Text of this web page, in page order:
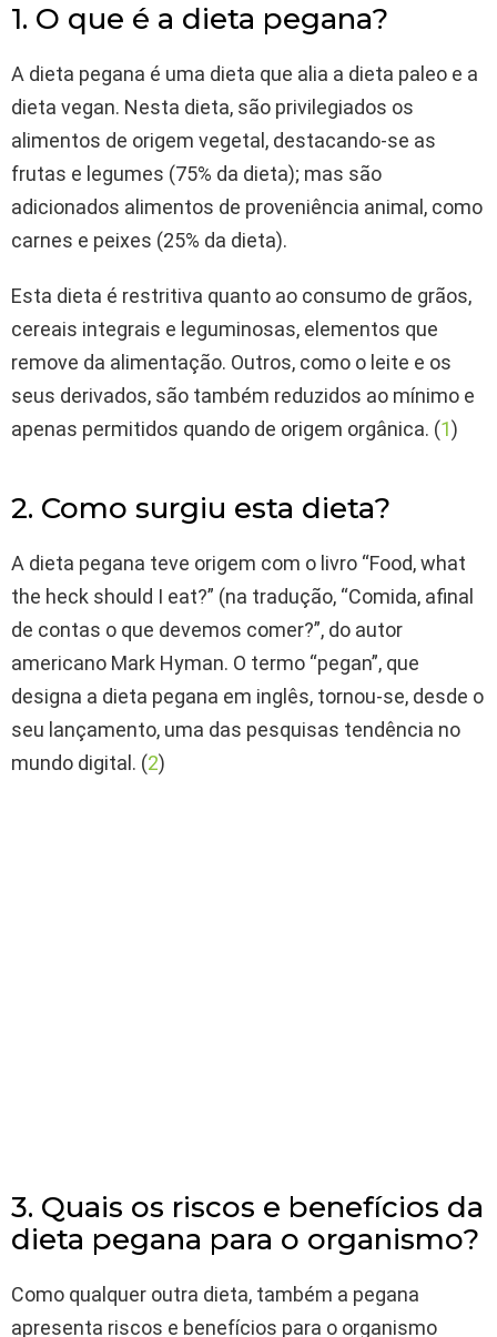
1. O que é a dieta pegana?
A dieta pegana é uma dieta que alia a dieta paleo e a
dieta vegan. Nesta dieta, são privilegiados os
alimentos de origem vegetal, destacando-se as
frutas e legumes (75% da dieta); mas são
adicionados alimentos de proveniência animal, como
carnes e peixes (25% da dieta).
Esta dieta é restritiva quanto ao consumo de grãos,
cereais integrais e leguminosas, elementos que
remove da alimentação. Outros, como o leite e os
seus derivados, são também reduzidos ao mínimo e
apenas permitidos quando de origem orgânica. (1)
2. Como surgiu esta dieta?
A dieta pegana teve origem com o livro “Food, what
the heck should I eat?” (na tradução, “Comida, afinal
de contas o que devemos comer?”, do autor
americano Mark Hyman. O termo “pegan”, que
designa a dieta pegana em inglês, tornou-se, desde o
seu lançamento, uma das pesquisas tendência no
mundo digital. (2)
3. Quais os riscos e benefícios da
dieta pegana para o organismo?
Como qualquer outra dieta, também a pegana
apresenta riscos e benefícios para o organismo